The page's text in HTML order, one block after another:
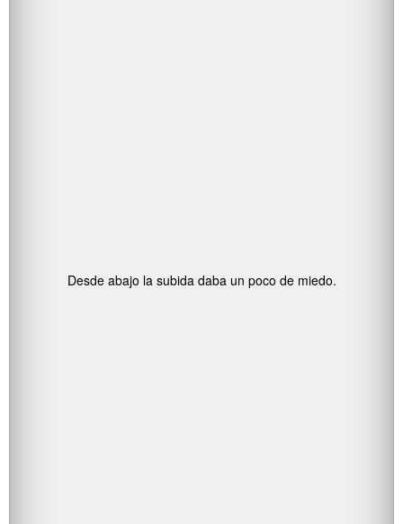
Desde abajo la subida daba un poco de miedo.